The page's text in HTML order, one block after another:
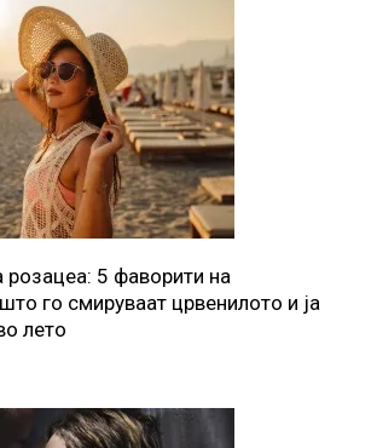
розацеа: 5 фаворити на
го смируваат црвенилото и ја
лето